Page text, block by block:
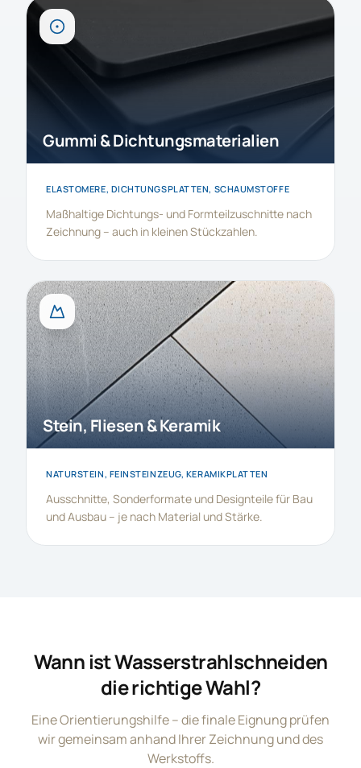
Gummi & Dichtungsmaterialien
ELASTOMERE, DICHTUNGSPLATTEN, SCHAUMSTOFFE
Maßhaltige Dichtungs- und Formteilzuschnitte nach
Zeichnung – auch in kleinen Stückzahlen.
Stein, Fliesen & Keramik
NATURSTEIN, FEINSTEINZEUG, KERAMIKPLATTEN
Ausschnitte, Sonderformate und Designteile für Bau
und Ausbau – je nach Material und Stärke.
Wann ist Wasserstrahlschneiden
die richtige Wahl?
Eine Orientierungshilfe – die finale Eignung prüfen
wir gemeinsam anhand Ihrer Zeichnung und des
Werkstoffs.